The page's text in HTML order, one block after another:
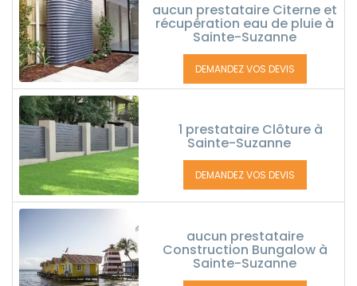
aucun prestataire Citerne et
récupération eau de pluie à
Sainte-Suzanne
DEMANDEZ VOS DEVIS
1 prestataire Clôture à
Sainte-Suzanne
DEMANDEZ VOS DEVIS
aucun prestataire
Construction Bungalow à
Sainte-Suzanne